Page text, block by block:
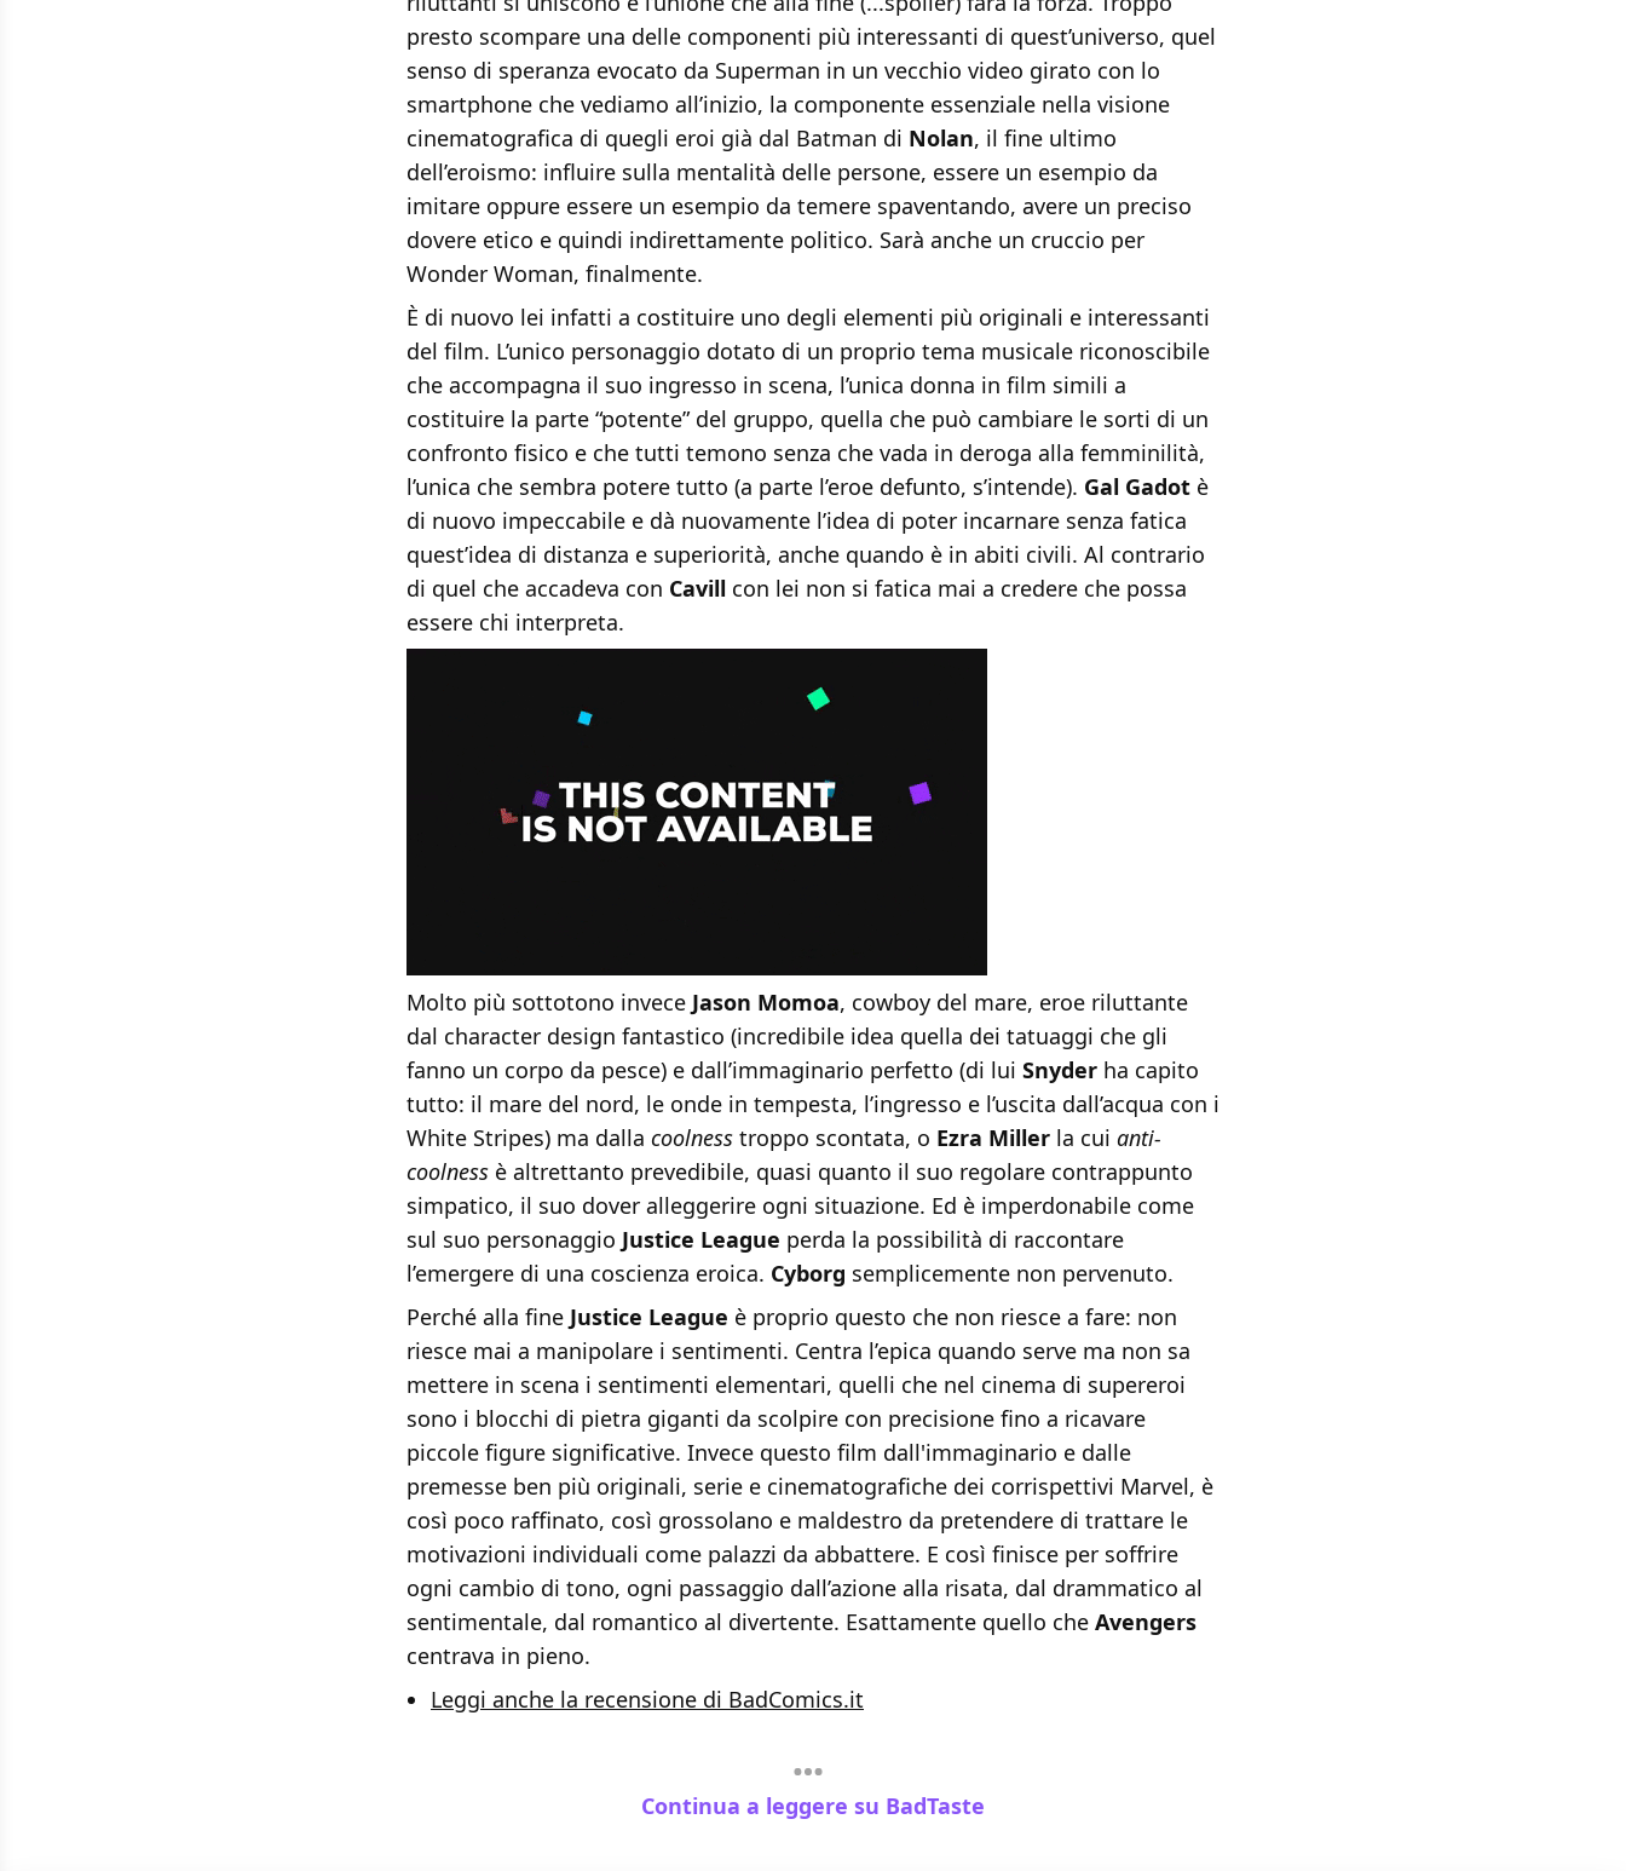
presto scompare una delle componenti più interessanti di quest’universo, quel
senso di speranza evocato da Superman in un vecchio video girato con lo
smartphone che vediamo all’inizio, la componente essenziale nella visione
cinematografica di quegli eroi già dal Batman di Nolan, il fine ultimo
dell’eroismo: influire sulla mentalità delle persone, essere un esempio da
imitare oppure essere un esempio da temere spaventando, avere un preciso
dovere etico e quindi indirettamente politico. Sarà anche un cruccio per
Wonder Woman, finalmente.
È di nuovo lei infatti a costituire uno degli elementi più originali e interessanti
del film. L’unico personaggio dotato di un proprio tema musicale riconoscibile
che accompagna il suo ingresso in scena, l’unica donna in film simili a
costituire la parte “potente” del gruppo, quella che può cambiare le sorti di un
confronto fisico e che tutti temono senza che vada in deroga alla femminilità,
l’unica che sembra potere tutto (a parte l’eroe defunto, s’intende). Gal Gadot è
di nuovo impeccabile e dà nuovamente l’idea di poter incarnare senza fatica
quest’idea di distanza e superiorità, anche quando è in abiti civili. Al contrario
di quel che accadeva con Cavill con lei non si fatica mai a credere che possa
essere chi interpreta.
Molto più sottotono invece Jason Momoa, cowboy del mare, eroe riluttante
dal character design fantastico (incredibile idea quella dei tatuaggi che gli
fanno un corpo da pesce) e dall’immaginario perfetto (di lui Snyder ha capito
tutto: il mare del nord, le onde in tempesta, l’ingresso e l’uscita dall’acqua con i
White Stripes) ma dalla coolness troppo scontata, o Ezra Miller la cui anti-
coolness è altrettanto prevedibile, quasi quanto il suo regolare contrappunto
simpatico, il suo dover alleggerire ogni situazione. Ed è imperdonabile come
sul suo personaggio Justice League perda la possibilità di raccontare
l’emergere di una coscienza eroica. Cyborg semplicemente non pervenuto.
Perché alla fine Justice League è proprio questo che non riesce a fare: non
riesce mai a manipolare i sentimenti. Centra l’epica quando serve ma non sa
mettere in scena i sentimenti elementari, quelli che nel cinema di supereroi
sono i blocchi di pietra giganti da scolpire con precisione fino a ricavare
piccole figure significative. Invece questo film dall'immaginario e dalle
premesse ben più originali, serie e cinematografiche dei corrispettivi Marvel, è
così poco raffinato, così grossolano e maldestro da pretendere di trattare le
motivazioni individuali come palazzi da abbattere. E così finisce per soffrire
ogni cambio di tono, ogni passaggio dall’azione alla risata, dal drammatico al
sentimentale, dal romantico al divertente. Esattamente quello che Avengers
centrava in pieno.
Leggi anche la recensione di BadComics.it
Continua a leggere su BadTaste